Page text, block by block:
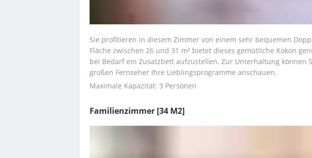
Sie profitieren in diesem Zimmer von einem sehr bequemen
Fläche zwischen 26 und 31 m² bietet dieses gemütliche Kokon
bei Bedarf ein Zusatzbett aufzustellen. Zur Unterhaltung können
großen Fernseher Ihre Lieblingsprogramme anschauen.
Maximale Kapazität: 3 Personen
Familienzimmer [34 M2]